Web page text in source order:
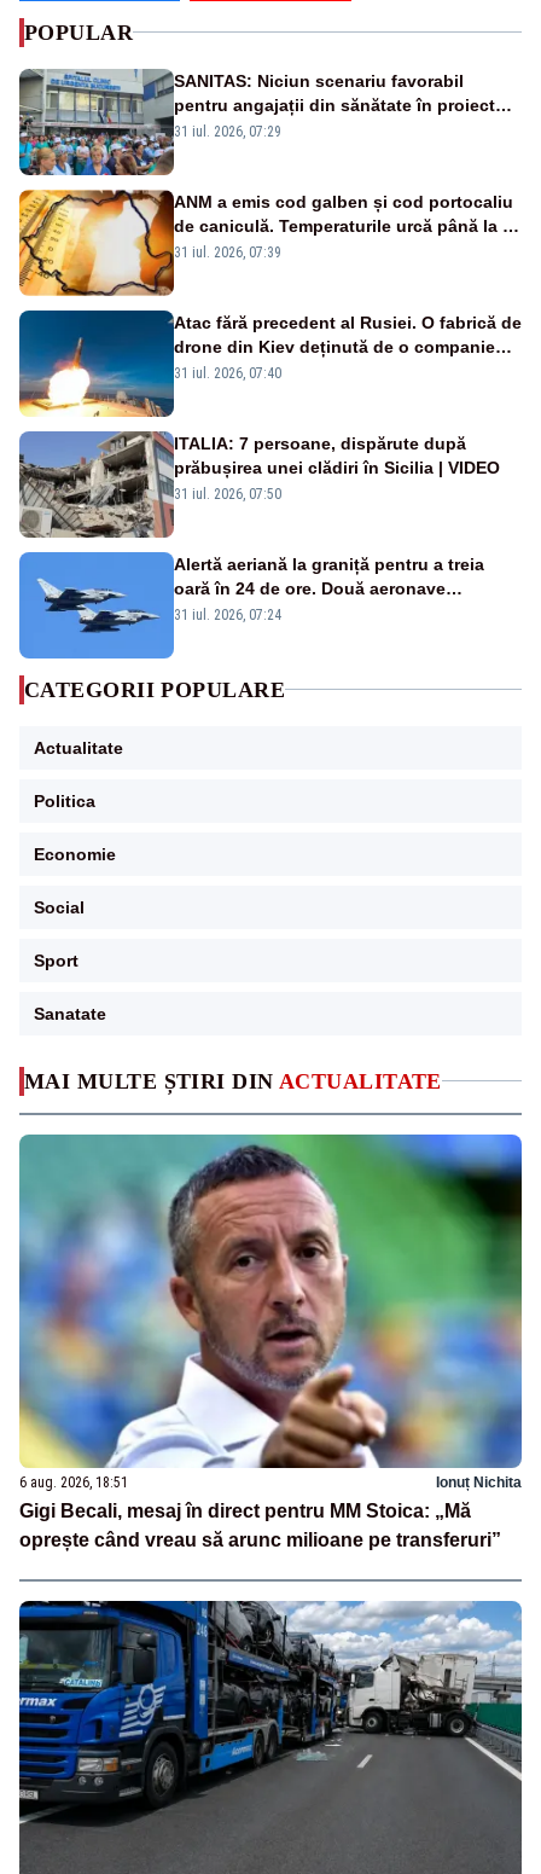
MAI MULTE ȘTIRI DIN ACTUALITATE
6 aug. 2026, 18:51 Ionuț Nichita
Gigi Becali, mesaj în direct pentru MM Stoica: „Mă
oprește când vreau să arunc milioane pe transferuri”
POPULAR
SANITAS: Niciun scenariu favorabil
pentru angajații din sănătate în proiectul
Legii salarizării
31 iul. 2026, 07:29
ANM a emis cod galben și cod portocaliu
de caniculă. Temperaturile urcă până la 38
de grade, iar nopțile devin tropicale
31 iul. 2026, 07:39
Atac fără precedent al Rusiei. O fabrică de
drone din Kiev deținută de o companie
americană, distrusă de o rachetă
31 iul. 2026, 07:40
ITALIA: 7 persoane, dispărute după
prăbușirea unei clădiri în Sicilia | VIDEO
31 iul. 2026, 07:50
Alertă aeriană la graniță pentru a treia
oară în 24 de ore. Două aeronave
Eurofighter britanice au fost ridicate de la
31 iul. 2026, 07:24
CATEGORII POPULARE
Actualitate
Politica
Economie
Social
Sport
Sanatate